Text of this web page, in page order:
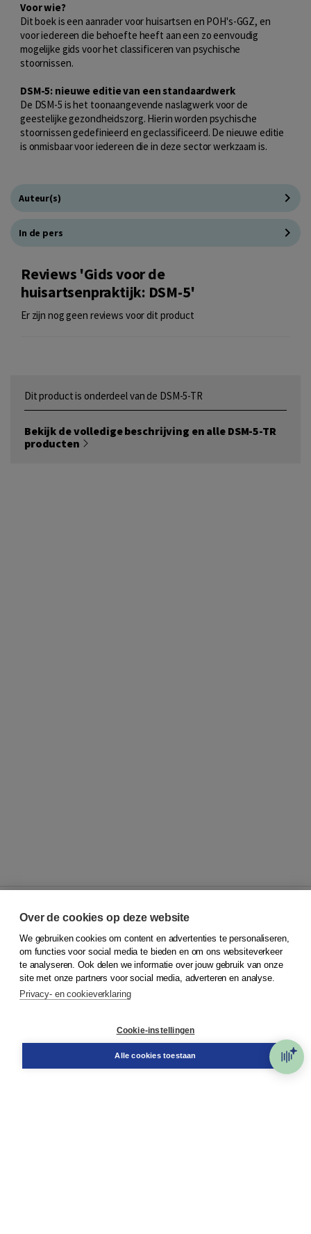
Voor wie?
Dit boek is een aanrader voor huisartsen en POH's-GGZ, en
voor iedereen die behoefte heeft aan een zo eenvoudig
mogelijke gids voor het classificeren van psychische
stoornissen.
DSM-5: nieuwe editie van een standaardwerk
De DSM-5 is het toonaangevende naslagwerk voor de
geestelijke gezondheidszorg. Hierin worden psychische
stoornissen gedefinieerd en geclassificeerd. De nieuwe editie
is onmisbaar voor iedereen die in deze sector werkzaam is.
Auteur(s)
In de pers
Reviews 'Gids voor de
huisartsenpraktijk: DSM-5'
Er zijn nog geen reviews voor dit product
Dit product is onderdeel van de DSM-5-TR
Bekijk de volledige beschrijving en alle DSM-5-TR
producten
© 2026Koninklijke Boom uitgevers
Klantenservice
Service & informatie
Contact
Over de cookies op deze website
We gebruiken cookies om content en advertenties te personaliseren,
om functies voor social media te bieden en om ons websiteverkeer
te analyseren. Ook delen we informatie over jouw gebruik van onze
site met onze partners voor social media, adverteren en analyse.
Privacy- en cookieverklaring
Cookie-instellingen
Alle cookies toestaan